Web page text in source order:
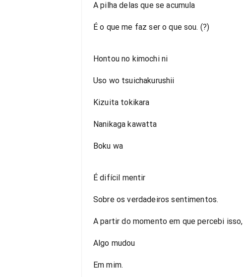
A pilha delas que se acumula
É o que me faz ser o que sou. (?)
Hontou no kimochi ni
Uso wo tsuichakurushii
Kizuita tokikara
Nanikaga kawatta
Boku wa
É difícil mentir
Sobre os verdadeiros sentimentos.
A partir do momento em que percebi isso,
Algo mudou
Em mim.